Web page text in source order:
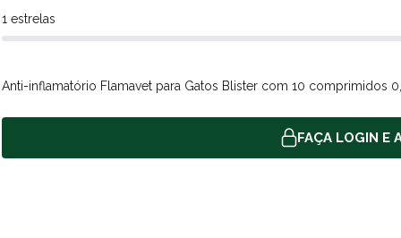
1 estrelas
Anti-inflamatório Flamavet para Gatos Blister com 10 comprimidos
FAÇA LOGIN E